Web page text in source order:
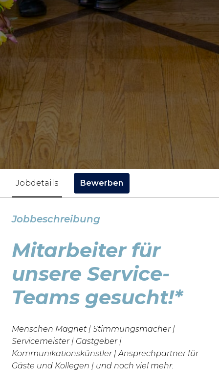
Jobdetails Bewerben
Jobbeschreibung
Mitarbeiter für
unsere Service-
Teams gesucht!*
Menschen Magnet | Stimmungsmacher |
Servicemeister | Gastgeber |
Kommunikationskünstler | Ansprechpartner für
Gäste und Kollegen | und noch viel mehr.